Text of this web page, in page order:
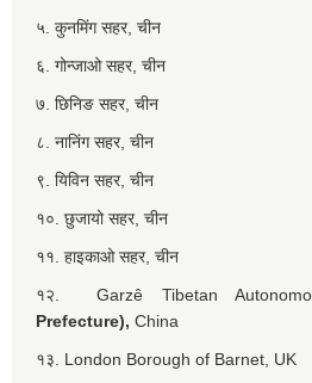
५. कुनमिंग सहर, चीन
६. गोन्जाओ सहर, चीन
७. छिनिङ सहर, चीन
८. नानिंग सहर, चीन
९. यिविन सहर, चीन
१०. छुजायो सहर, चीन
११. हाइकाओ सहर, चीन
१२. Garzê Tibetan
Prefecture), China
१३. London Borough of Barnet, UK